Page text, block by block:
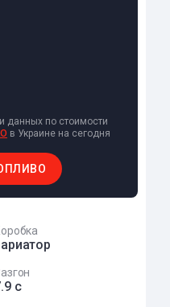
данных по стоимости
в Украине на сегодня
с